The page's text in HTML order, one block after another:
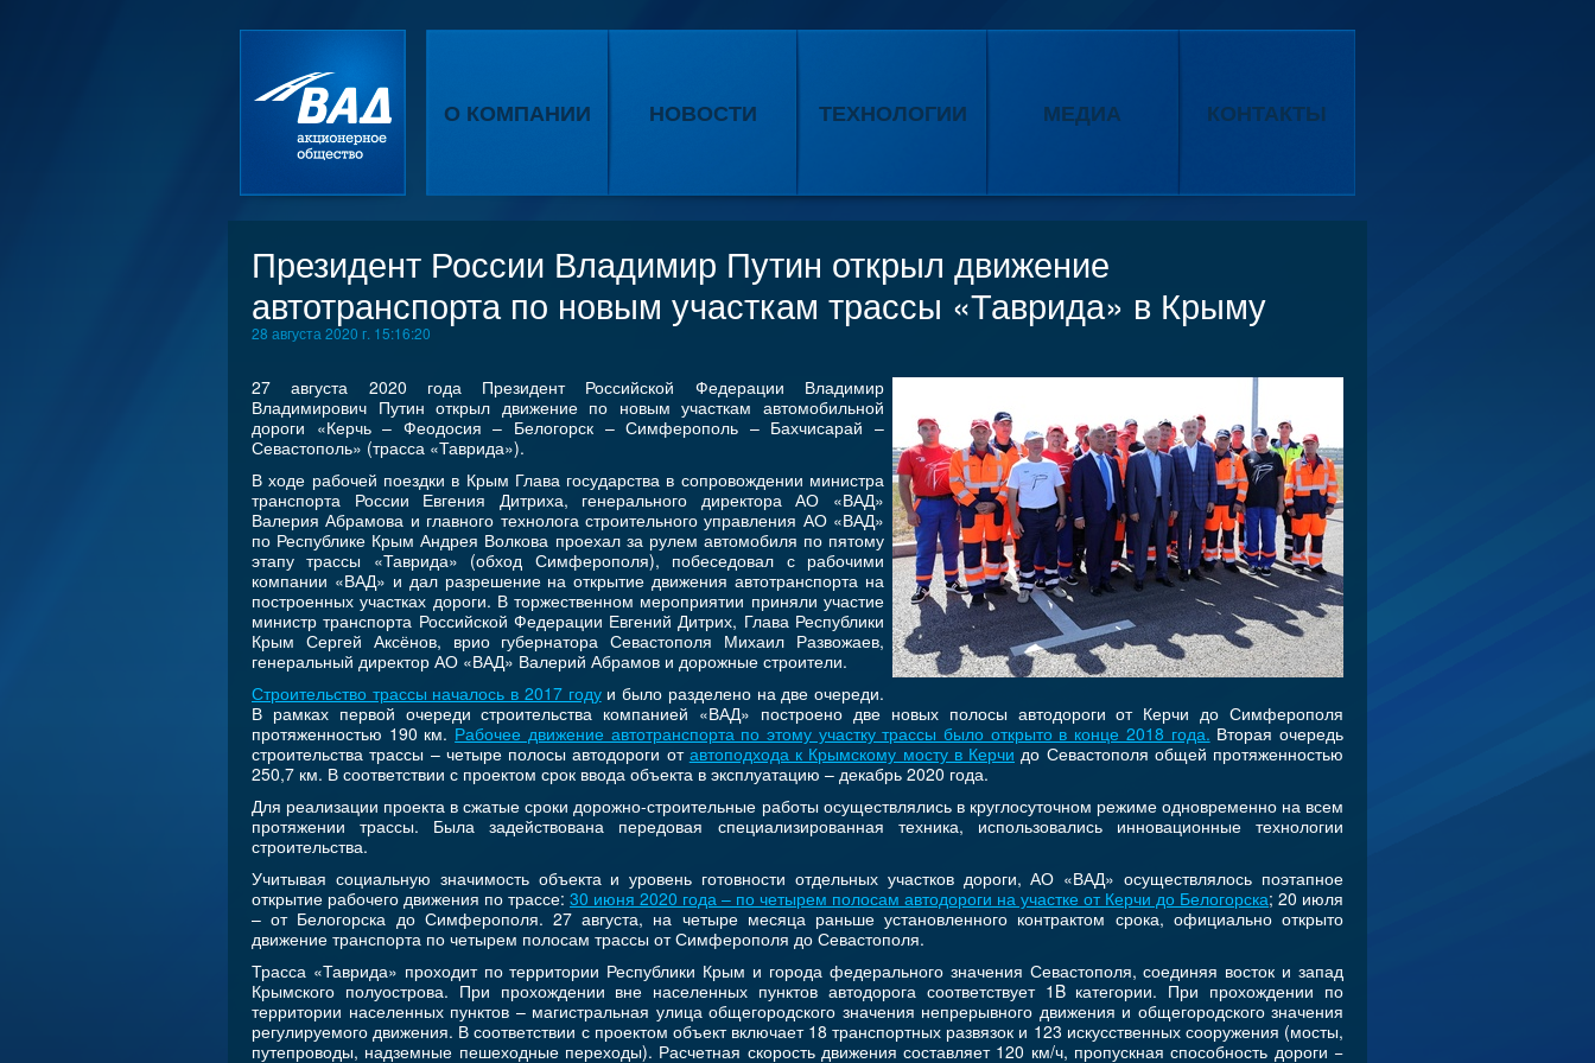
О КОМПАНИИ НОВОСТИ ТЕХНОЛОГИИ МЕДИА КОНТАКТЫ
Президент России Владимир Путин открыл движение
автотранспорта по новым участкам трассы «Таврида» в Крыму
28 августа 2020 г. 15:16:20
27 августа 2020 года Президент Российской Федерации Владимир
Владимирович Путин открыл движение по новым участкам автомобильной
дороги «Керчь – Феодосия – Белогорск – Симферополь – Бахчисарай –
Севастополь» (трасса «Таврида»).
В ходе рабочей поездки в Крым Глава государства в сопровождении министра
транспорта России Евгения Дитриха, генерального директора АО «ВАД»
Валерия Абрамова и главного технолога строительного управления АО «ВАД»
по Республике Крым Андрея Волкова проехал за рулем автомобиля по пятому
этапу трассы «Таврида» (обход Симферополя), побеседовал с рабочими
компании «ВАД» и дал разрешение на открытие движения автотранспорта на
построенных участках дороги. В торжественном мероприятии приняли участие
министр транспорта Российской Федерации Евгений Дитрих, Глава Республики
Крым Сергей Аксёнов, врио губернатора Севастополя Михаил Развожаев,
генеральный директор АО «ВАД» Валерий Абрамов и дорожные строители.
Строительство трассы началось в 2017 годуи было разделено на две очереди.
В рамках первой очереди строительства компанией «ВАД» построено две новых полосы автодороги от Керчи до Симферополя
протяженностью 190 км. Рабочее движение автотранспорта по этому участку трассы было открыто в конце 2018 года. Вторая очередь
строительства трассы – четыре полосы автодороги от автоподхода к Крымскому мосту в Керчи до Севастополя общей протяженностью
250,7 км. В соответствии с проектом срок ввода объекта в эксплуатацию – декабрь 2020 года.
Для реализации проекта в сжатые сроки дорожно-строительные работы осуществлялись в круглосуточном режиме одновременно на всем
протяжении трассы. Была задействована передовая специализированная техника, использовались инновационные технологии
строительства.
Учитывая социальную значимость объекта и уровень готовности отдельных участков дороги, АО «ВАД» осуществлялось поэтапное
открытие рабочего движения по трассе: 30 июня 2020 года – по четырем полосам автодороги на участке от Керчи до Белогорска; 20 июля
– от Белогорска до Симферополя. 27 августа, на четыре месяца раньше установленного контрактом срока, официально открыто
движение транспорта по четырем полосам трассы от Симферополя до Севастополя.
Трасса «Таврида» проходит по территории Республики Крым и города федерального значения Севастополя, соединяя восток и запад
Крымского полуострова. При прохождении вне населенных пунктов автодорога соответствует 1B категории. При прохождении по
территории населенных пунктов – магистральная улица общегородского значения непрерывного движения и общегородского значения
регулируемого движения. В соответствии с проектом объект включает 18 транспортных развязок и 123 искусственных сооружения (мосты,
путепроводы, надземные пешеходные переходы). Расчетная скорость движения составляет 120 км/ч, пропускная способность дороги −